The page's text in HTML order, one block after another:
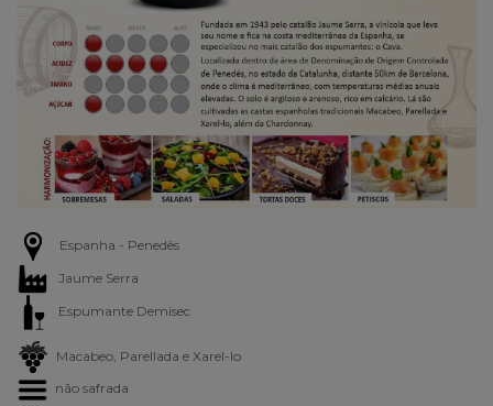
Espanha - Penedês
Jaume Serra
Espumante Demisec
Macabeo, Parellada e Xarel-lo
não safrada